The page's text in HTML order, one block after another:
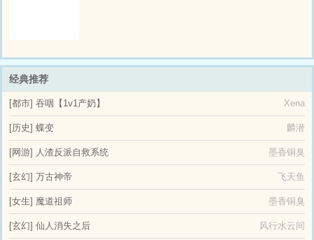
经典推荐
[都市] 吞咽【1v1产奶】 Xena
[历史] 蝶变 麟潜
[网游] 人渣反派自救系统 墨香铜臭
[玄幻] 万古神帝 飞天鱼
[女生] 魔道祖师 墨香铜臭
[玄幻] 仙人消失之后 风行水云间